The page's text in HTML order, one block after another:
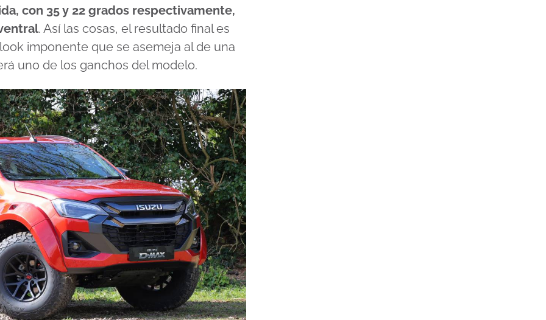
con 35 y 22 grados respectivamente,
. Así las cosas, el resultado final es
imponente que se asemeja al de una
uno de los ganchos del modelo.